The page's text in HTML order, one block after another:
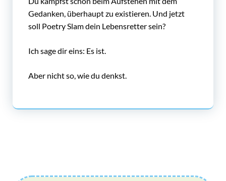
Gedanken, überhaupt zu existieren. Und jetzt
soll Poetry Slam dein Lebensretter sein?
Ich sage dir eins: Es ist.
Aber nicht so, wie du denkst.